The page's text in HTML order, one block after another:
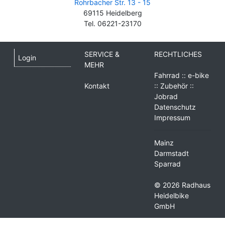
Rohrbacher Str. 13 - 15
69115 Heidelberg
Tel. 06221-23170
Login
SERVICE &
MEHR
Kontakt
RECHTLICHES
Fahrrad :: e-bike
:: Zubehör ::
Jobrad
Datenschutz
Impressum
Mainz
Darmstadt
Sparrad
© 2026 Radhaus
Heidelbike
GmbH